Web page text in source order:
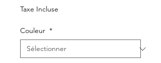
Taxe Incluse
Couleur *